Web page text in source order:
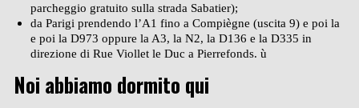
parcheggio gratuito sulla strada Sabatier);
da Parigi prendendo l’A1 fino a Compiègne (uscita 9) e poi la
e poi la D973 oppure la A3, la N2, la D136 e la D335 in
direzione di Rue Viollet le Duc a Pierrefonds. ù
Noi abbiamo dormito qui